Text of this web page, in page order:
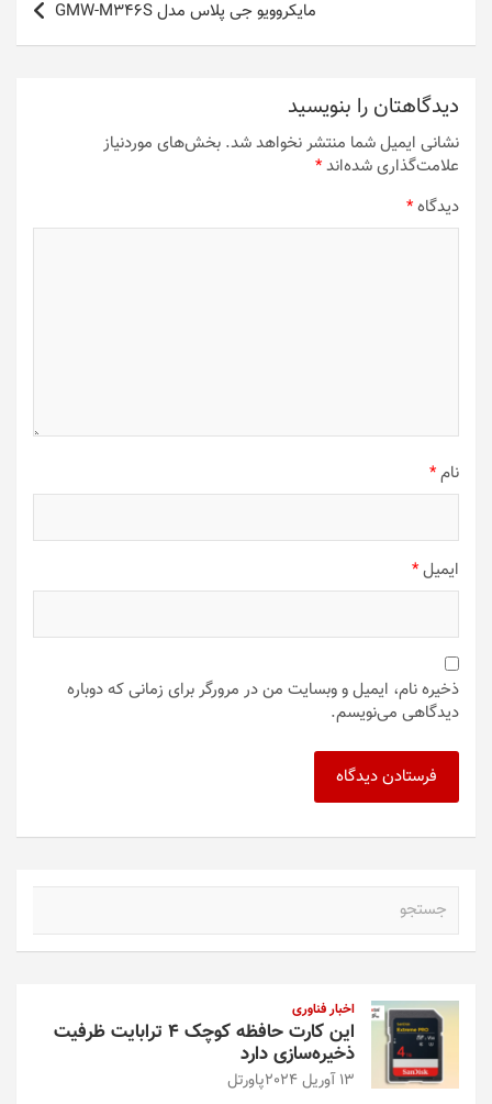
مایکروویو جی پلاس مدل GMW-M346S
دیدگاهتان را بنویسید
نشانی ایمیل شما منتشر نخواهد شد. بخش‌های موردنیاز
علامت‌گذاری شده‌اند*
دیدگاه*
نام*
ایمیل*
ذخیره نام، ایمیل و وبسایت من در مرورگر برای زمانی که دوباره
دیدگاهی می‌نویسم.
اخبار فناوری
این کارت حافظه کوچک ۴ ترابایت ظرفیت
ذخیره‌سازی دارد
13 آوریل 2024 پاورتل